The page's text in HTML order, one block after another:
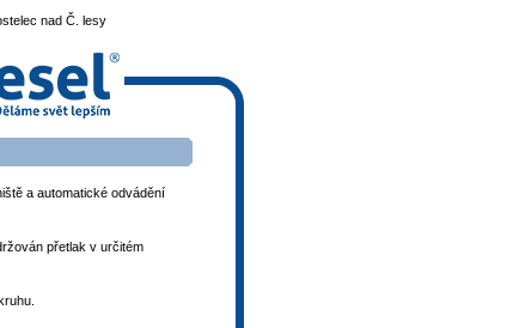
nad Č. lesy
a automatické odvádění
přetlak v určitém